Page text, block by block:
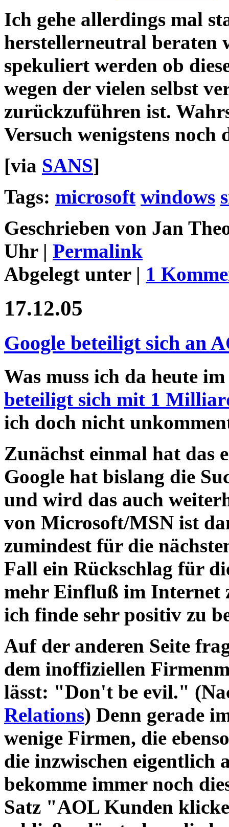
Ich gehe allerdings mal
herstellerneutral beraten
spekuliert werden ob
wegen der vielen selbst
zurückzuführen ist.
Versuch wenigstens
[via SANS]
Tags: microsoft windows
Geschrieben von Jan
Uhr | Permalink
Abgelegt unter | 1
17.12.05
Google beteiligt sich an
Was muss ich da heute
beteiligt sich mit 1
ich doch nicht
Zunächst einmal hat das
Google hat bislang die
und wird das auch
von Microsoft/MSN ist
zumindest für die
Fall ein Rückschlag für
mehr Einfluß im Internet
ich finde sehr positiv zu
Auf der anderen Seite
dem inoffiziellen
lässt: "Don't be evil."
Relations) Denn gerade
wenige Firmen, die
die inzwischen eigentlich
bekomme immer noch
Satz "AOL Kunden